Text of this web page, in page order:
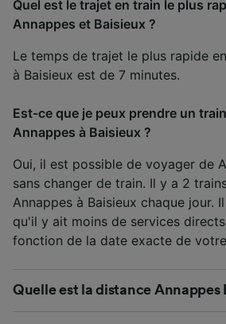
Quel est le trajet en train le plus
Annappes et Baisieux ?
Le temps de trajet le plus rapide
à Baisieux est de 7 minutes.
Est-ce que je peux prendre un
Annappes à Baisieux ?
Oui, il est possible de voyager de
sans changer de train. Il y a 2
Annappes à Baisieux chaque jour.
qu'il y ait moins de services
fonction de la date exacte de
Quelle est la distance Annappes